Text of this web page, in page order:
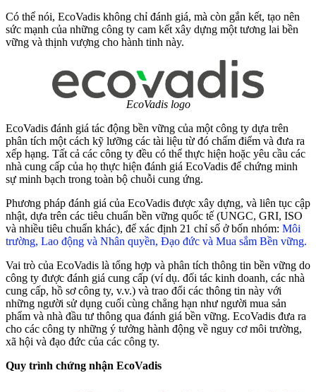
Có thể nói, EcoVadis không chỉ đánh giá, mà còn gắn kết, tạo nên
sức mạnh của những công ty cam kết xây dựng một tương lai bền
vững và thịnh vượng cho hành tinh này.
EcoVadis logo
EcoVadis đánh giá tác động bền vững của một công ty dựa trên
phân tích một cách kỹ lưỡng các tài liệu từ đó chấm điểm và đưa ra
xếp hạng. Tất cả các công ty đều có thể thực hiện hoặc yêu cầu các
nhà cung cấp của họ thực hiện đánh giá EcoVadis để chứng minh
sự minh bạch trong toàn bộ chuỗi cung ứng.
Phương pháp đánh giá của EcoVadis được xây dựng, và liên tục cập
nhật, dựa trên các tiêu chuẩn bền vững quốc tế (UNGC, GRI, ISO
và nhiều tiêu chuẩn khác), để xác định 21 chỉ số ở bốn nhóm: Môi
trường, Lao động và Nhân quyền, Đạo đức và Mua sắm Bền vững.
Vai trò của EcoVadis là tổng hợp và phân tích thông tin bền vững do
công ty được đánh giá cung cấp (ví dụ. đối tác kinh doanh, các nhà
cung cấp, hồ sơ công ty, v.v.) và trao đổi các thông tin này với
những người sử dụng cuối cùng chẳng hạn như người mua sản
phẩm và nhà đầu tư thông qua đánh giá bền vững. EcoVadis đưa ra
cho các công ty những ý tưởng hành động về nguy cơ môi trường,
xã hội và đạo đức của các công ty.
Quy trình chứng nhận EcoVadis